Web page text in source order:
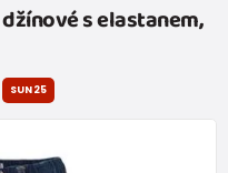
s elastanem,
SUN25